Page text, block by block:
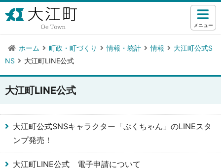
メニュー
ホーム 町政・町づくり 情報・統計 情報
大江町公式S
NS
大江町LINE公式
大江町LINE公式
大江町公式SNSキャラクター「ぷくちゃん」のLINEスタ
ンプ発売！
大江町LINE公式 電子申請について